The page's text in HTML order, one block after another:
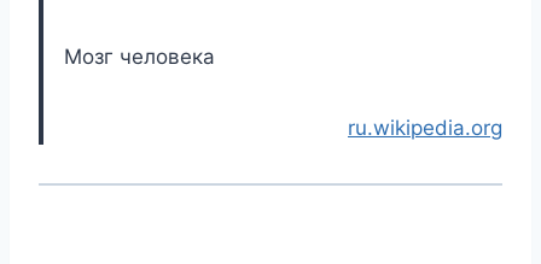
Мозг человека
ru.wikipedia.org